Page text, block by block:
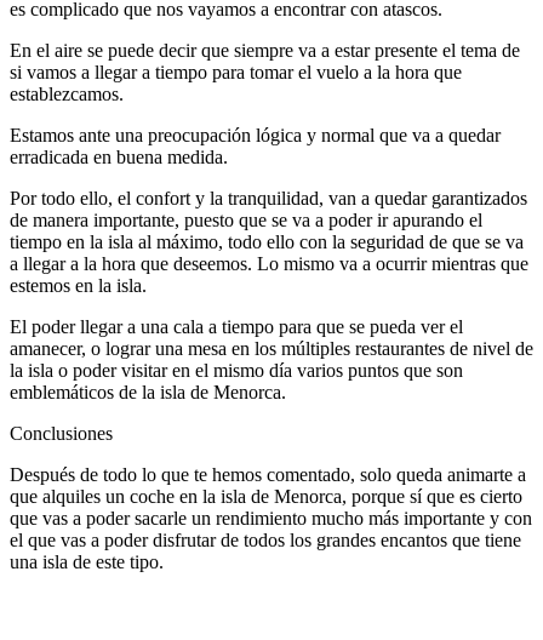
es complicado que nos vayamos a encontrar con atascos.
En el aire se puede decir que siempre va a estar presente el tema de
si vamos a llegar a tiempo para tomar el vuelo a la hora que
establezcamos.
Estamos ante una preocupación lógica y normal que va a quedar
erradicada en buena medida.
Por todo ello, el confort y la tranquilidad, van a quedar garantizados
de manera importante, puesto que se va a poder ir apurando el
tiempo en la isla al máximo, todo ello con la seguridad de que se va
a llegar a la hora que deseemos. Lo mismo va a ocurrir mientras que
estemos en la isla.
El poder llegar a una cala a tiempo para que se pueda ver el
amanecer, o lograr una mesa en los múltiples restaurantes de nivel de
la isla o poder visitar en el mismo día varios puntos que son
emblemáticos de la isla de Menorca.
Conclusiones
Después de todo lo que te hemos comentado, solo queda animarte a
que alquiles un coche en la isla de Menorca, porque sí que es cierto
que vas a poder sacarle un rendimiento mucho más importante y con
el que vas a poder disfrutar de todos los grandes encantos que tiene
una isla de este tipo.